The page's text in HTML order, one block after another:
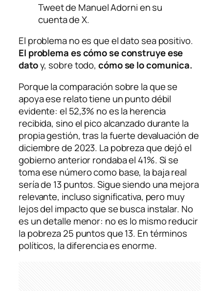
Tweet de Manuel Adorni en su
cuenta de X.
El problema no es que el dato sea positivo.
El problema es cómo se construye ese
datoy, sobre todo,cómo se lo comunica.
Porque la comparación sobre la que se
apoya ese relato tiene un punto débil
evidente: el 52,3% no es la herencia
recibida, sino el pico alcanzado durante la
propia gestión, tras la fuerte devaluación de
diciembre de 2023. La pobreza que dejó el
gobierno anterior rondaba el 41%. Si se
toma ese número como base, la baja real
sería de 13 puntos. Sigue siendo una mejora
relevante, incluso significativa, pero muy
lejos del impacto que se busca instalar. No
es un detalle menor: no es lo mismo reducir
la pobreza 25 puntos que 13. En términos
políticos, la diferencia es enorme.